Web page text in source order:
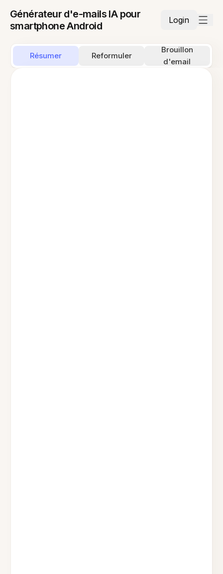
Générateur d'e-mails IA pour
smartphone Android
Login
Résumer Reformuler
Brouillon
d'email